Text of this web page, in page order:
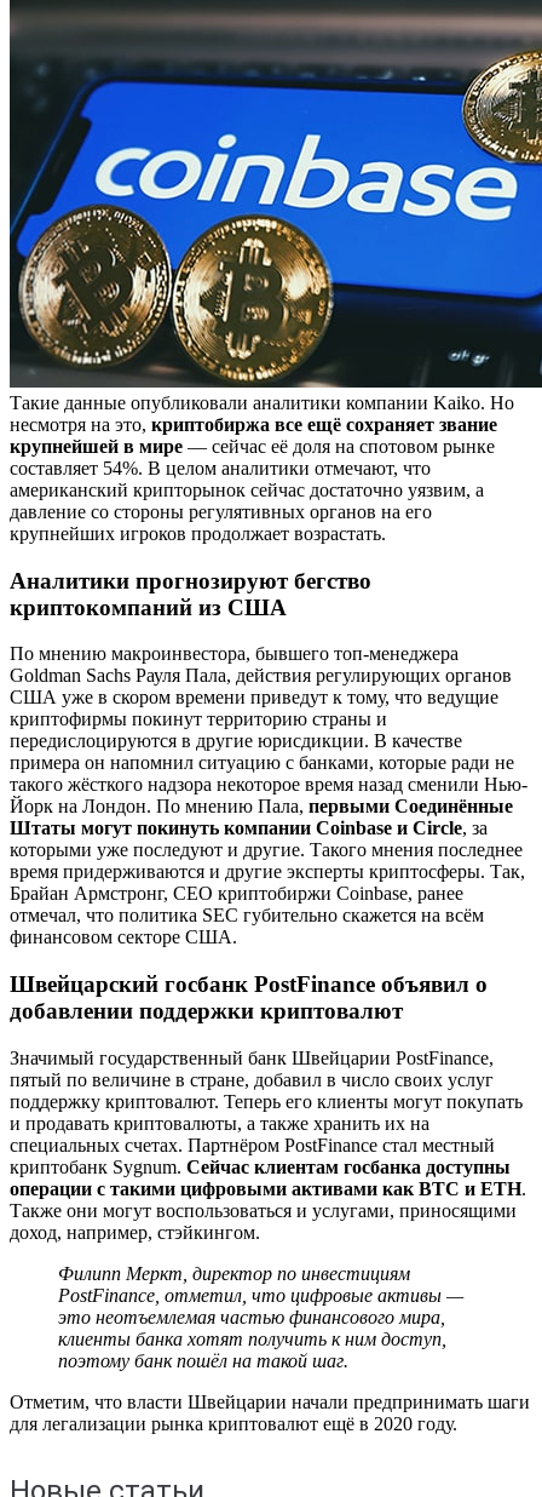
Такие данные опубликовали аналитики компании Kaiko. Но
несмотря на это, криптобиржа все ещё сохраняет звание
крупнейшей в мире — сейчас её доля на спотовом рынке
составляет 54%. В целом аналитики отмечают, что
американский крипторынок сейчас достаточно уязвим, а
давление со стороны регулятивных органов на его
крупнейших игроков продолжает возрастать.
Аналитики прогнозируют бегство
криптокомпаний из США
По мнению макроинвестора, бывшего топ-менеджера
Goldman Sachs Рауля Пала, действия регулирующих органов
США уже в скором времени приведут к тому, что ведущие
криптофирмы покинут территорию страны и
передислоцируются в другие юрисдикции. В качестве
примера он напомнил ситуацию с банками, которые ради не
такого жёсткого надзора некоторое время назад сменили Нью-
Йорк на Лондон. По мнению Пала, первыми Соединённые
Штаты могут покинуть компании Coinbase и Circle, за
которыми уже последуют и другие. Такого мнения последнее
время придерживаются и другие эксперты криптосферы. Так,
Брайан Армстронг, CEO криптобиржи Coinbase, ранее
отмечал, что политика SEC губительно скажется на всём
финансовом секторе США.
Швейцарский госбанк PostFinance объявил о
добавлении поддержки криптовалют
Значимый государственный банк Швейцарии PostFinance,
пятый по величине в стране, добавил в число своих услуг
поддержку криптовалют. Теперь его клиенты могут покупать
и продавать криптовалюты, а также хранить их на
специальных счетах. Партнёром PostFinance стал местный
криптобанк Sygnum. Сейчас клиентам госбанка доступны
операции с такими цифровыми активами как BTC и ETH.
Также они могут воспользоваться и услугами, приносящими
доход, например, стэйкингом.
Филипп Меркт, директор по инвестициям
PostFinance, отметил, что цифровые активы —
это неотъемлемая частью финансового мира,
клиенты банка хотят получить к ним доступ,
поэтому банк пошёл на такой шаг.
Отметим, что власти Швейцарии начали предпринимать шаги
для легализации рынка криптовалют ещё в 2020 году.